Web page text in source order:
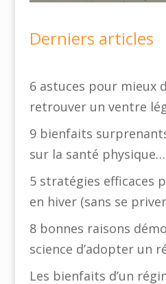
Derniers articles
6 astuces pour mieux
retrouver un ventre
9 bienfaits
sur la santé
5 stratégies efficaces
en hiver (sans se
8 bonnes raisons
science d’adopter un
Les bienfaits d’un